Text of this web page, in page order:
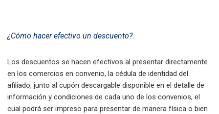
¿Cómo hacer efectivo un descuento?
Los descuentos se hacen efectivos al presentar directamente
en los comercios en convenio, la cédula de identidad del
afiliado, junto al cupón descargable disponible en el detalle de
información y condiciones de cada uno de los convenios, el
cual podrá ser impreso para presentar de manera física o bien